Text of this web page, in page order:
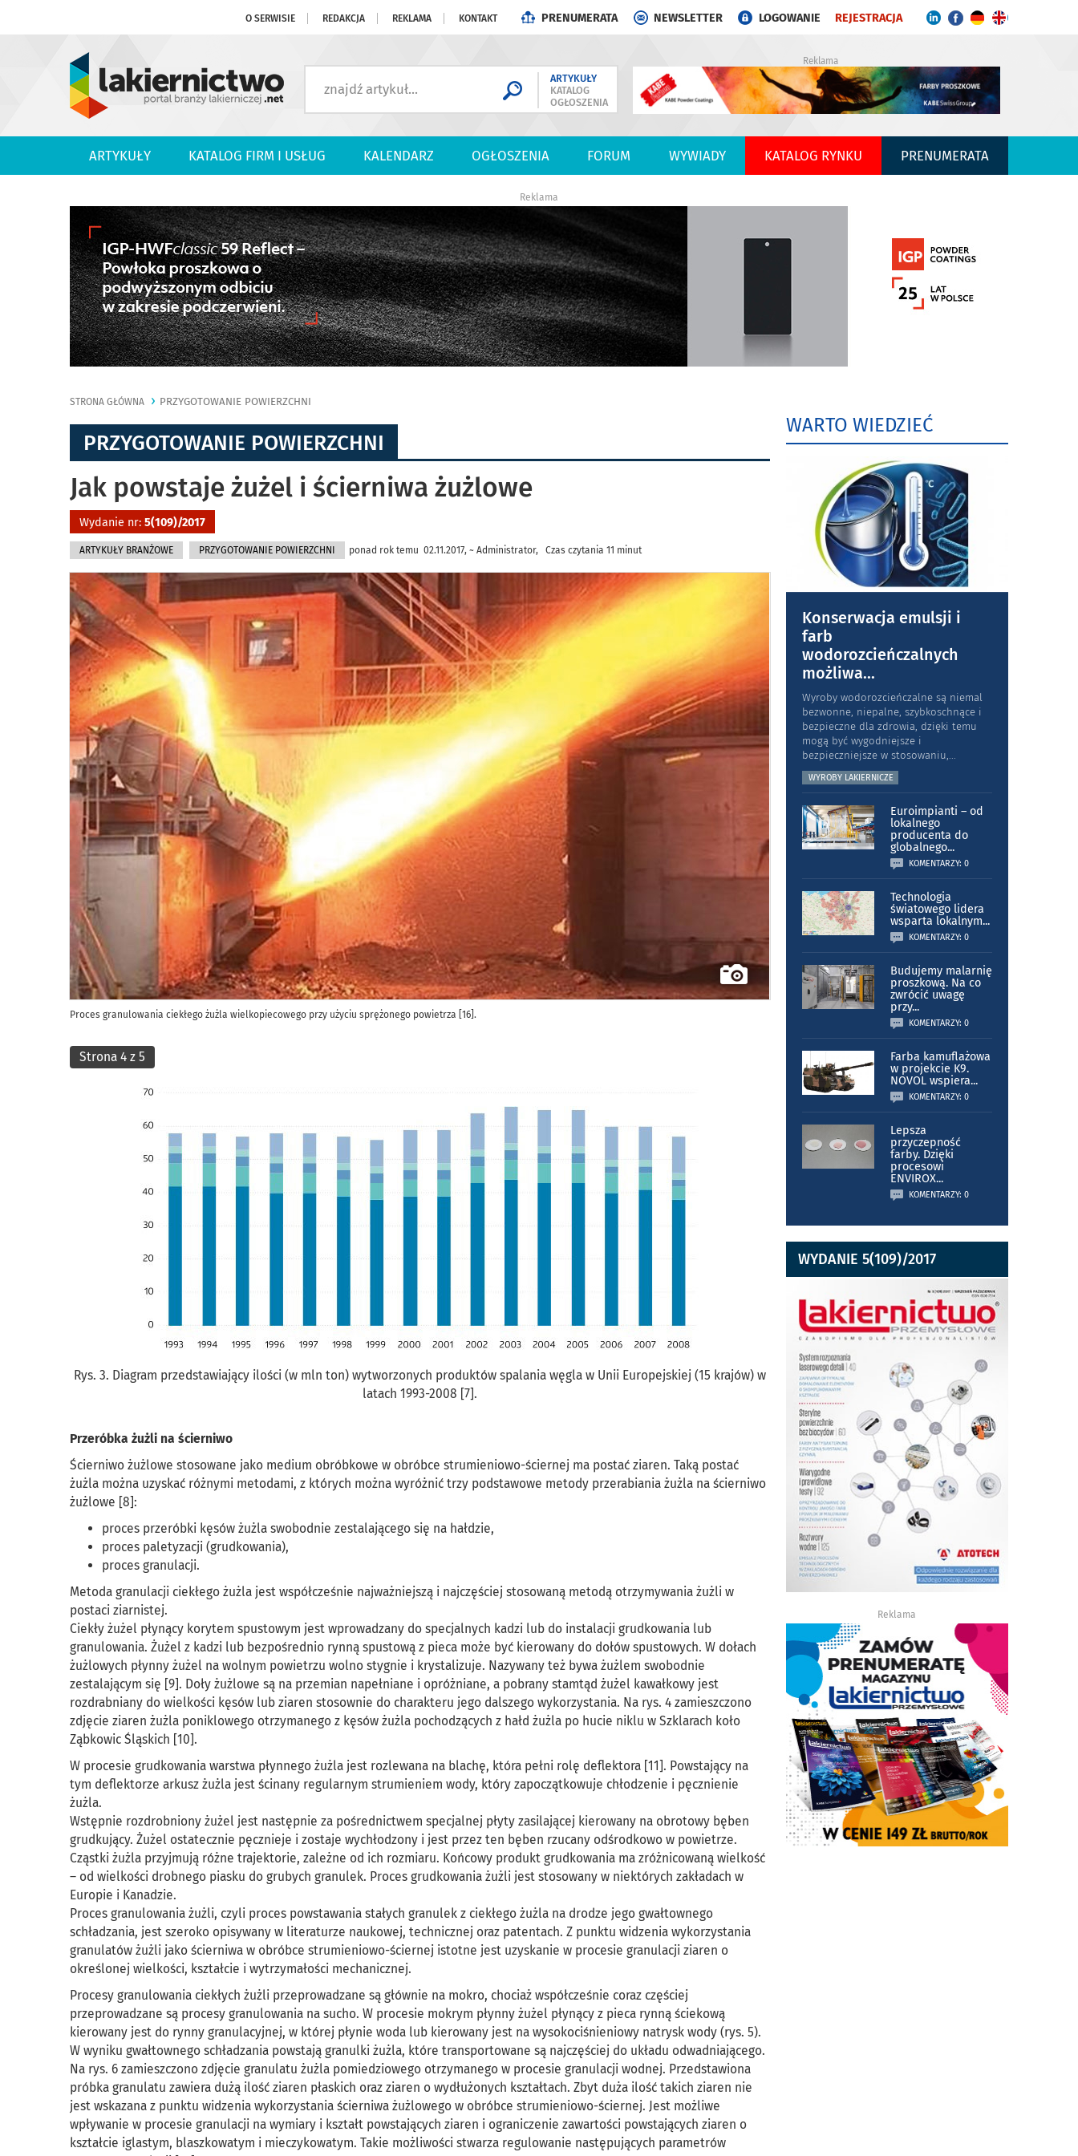
O SERWISIE REDAKCJA REKLAMA KONTAKT PRENUMERATA NEWSLETTER LOGOWANIE REJESTRACJA
ARTYKUŁY
KATALOG
OGŁOSZENIA
Reklama
ARTYKUŁY KATALOG FIRM I USŁUG KALENDARZ OGŁOSZENIA FORUM WYWIADY KATALOG RYNKU PRENUMERATA
Reklama
STRONA GŁÓWNA PRZYGOTOWANIE POWIERZCHNI
PRZYGOTOWANIE POWIERZCHNI
Jak powstaje żużel i ścierniwa żużlowe
Wydanie nr: 5(109)/2017
ARTYKUŁY BRANŻOWE PRZYGOTOWANIE POWIERZCHNI ponad rok temu 02.11.2017, ~ Administrator, Czas czytania 11 minut
Proces granulowania ciekłego żużla wielkopiecowego przy użyciu sprężonego powietrza [16].
Strona 4 z 5
Rys. 3. Diagram przedstawiający ilości (w mln ton) wytworzonych produktów spalania węgla w Unii Europejskiej (15 krajów) w
latach 1993-2008 [7].
Przeróbka żużli na ścierniwo
Ścierniwo żużlowe stosowane jako medium obróbkowe w obróbce strumieniowo-ściernej ma postać ziaren. Taką postać
żużla można uzyskać różnymi metodami, z których można wyróżnić trzy podstawowe metody przerabiania żużla na ścierniwo
żużlowe [8]:
proces przeróbki kęsów żużla swobodnie zestalającego się na hałdzie,
proces paletyzacji (grudkowania),
proces granulacji.
Metoda granulacji ciekłego żużla jest współcześnie najważniejszą i najczęściej stosowaną metodą otrzymywania żużli w
postaci ziarnistej.
Ciekły żużel płynący korytem spustowym jest wprowadzany do specjalnych kadzi lub do instalacji grudkowania lub
granulowania. Żużel z kadzi lub bezpośrednio rynną spustową z pieca może być kierowany do dołów spustowych. W dołach
żużlowych płynny żużel na wolnym powietrzu wolno stygnie i krystalizuje. Nazywany też bywa żużlem swobodnie
zestalającym się [9]. Doły żużlowe są na przemian napełniane i opróżniane, a pobrany stamtąd żużel kawałkowy jest
rozdrabniany do wielkości kęsów lub ziaren stosownie do charakteru jego dalszego wykorzystania. Na rys. 4 zamieszczono
zdjęcie ziaren żużla poniklowego otrzymanego z kęsów żużla pochodzących z hałd żużla po hucie niklu w Szklarach koło
Ząbkowic Śląskich [10].
W procesie grudkowania warstwa płynnego żużla jest rozlewana na blachę, która pełni rolę deflektora [11]. Powstający na
tym deflektorze arkusz żużla jest ścinany regularnym strumieniem wody, który zapoczątkowuje chłodzenie i pęcznienie
żużla.
Wstępnie rozdrobniony żużel jest następnie za pośrednictwem specjalnej płyty zasilającej kierowany na obrotowy bęben
grudkujący. Żużel ostatecznie pęcznieje i zostaje wychłodzony i jest przez ten bęben rzucany odśrodkowo w powietrze.
Cząstki żużla przyjmują różne trajektorie, zależne od ich rozmiaru. Końcowy produkt grudkowania ma zróżnicowaną wielkość
– od wielkości drobnego piasku do grubych granulek. Proces grudkowania żużli jest stosowany w niektórych zakładach w
Europie i Kanadzie.
Proces granulowania żużli, czyli proces powstawania stałych granulek z ciekłego żużla na drodze jego gwałtownego
schładzania, jest szeroko opisywany w literaturze naukowej, technicznej oraz patentach. Z punktu widzenia wykorzystania
granulatów żużli jako ścierniwa w obróbce strumieniowo-ściernej istotne jest uzyskanie w procesie granulacji ziaren o
określonej wielkości, kształcie i wytrzymałości mechanicznej.
Procesy granulowania ciekłych żużli przeprowadzane są głównie na mokro, chociaż współcześnie coraz częściej
przeprowadzane są procesy granulowania na sucho. W procesie mokrym płynny żużel płynący z pieca rynną ściekową
kierowany jest do rynny granulacyjnej, w której płynie woda lub kierowany jest na wysokociśnieniowy natrysk wody (rys. 5).
W wyniku gwałtownego schładzania powstają granulki żużla, które transportowane są najczęściej do układu odwadniającego.
Na rys. 6 zamieszczono zdjęcie granulatu żużla pomiedziowego otrzymanego w procesie granulacji wodnej. Przedstawiona
próbka granulatu zawiera dużą ilość ziaren płaskich oraz ziaren o wydłużonych kształtach. Zbyt duża ilość takich ziaren nie
jest wskazana z punktu widzenia wykorzystania ścierniwa żużlowego w obróbce strumieniowo-ściernej. Jest możliwe
wpływanie w procesie granulacji na wymiary i kształt powstających ziaren i ograniczenie zawartości powstających ziaren o
kształcie iglastym, blaszkowatym i mieczykowatym. Takie możliwości stwarza regulowanie następujących parametrów
WARTO WIEDZIEĆ
Konserwacja emulsji i
farb
wodorozcieńczalnych
możliwa...
Wyroby wodorozcieńczalne są niemal
bezwonne, niepalne, szybkoschnące i
bezpieczne dla zdrowia, dzięki temu
mogą być wygodniejsze i
bezpieczniejsze w stosowaniu,...
WYROBY LAKIERNICZE
Euroimpianti – od
lokalnego
producenta do
globalnego...
KOMENTARZY: 0
Technologia
światowego lidera
wsparta lokalnym...
KOMENTARZY: 0
Budujemy malarnię
proszkową. Na co
zwrócić uwagę
przy...
KOMENTARZY: 0
Farba kamuflażowa
w projekcie K9.
NOVOL wspiera...
KOMENTARZY: 0
Lepsza
przyczepność
farby. Dzięki
procesowi
ENVIROX...
KOMENTARZY: 0
WYDANIE 5(109)/2017
Reklama